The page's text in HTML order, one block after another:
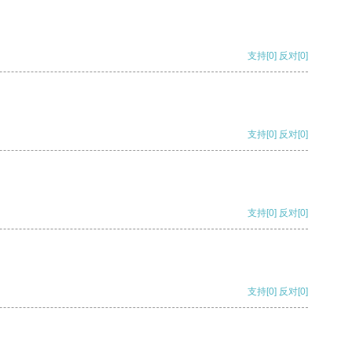
支持[0] 反对[0]
支持[0] 反对[0]
支持[0] 反对[0]
支持[0] 反对[0]